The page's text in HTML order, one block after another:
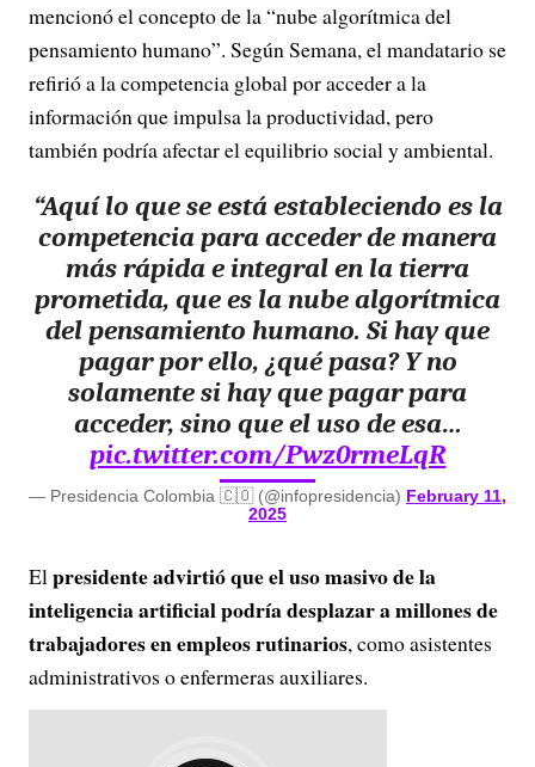
mencionó el concepto de la “nube algorítmica del
pensamiento humano”. Según Semana, el mandatario se
refirió a la competencia global por acceder a la
información que impulsa la productividad, pero
también podría afectar el equilibrio social y ambiental.
“Aquí lo que se está estableciendo es la
competencia para acceder de manera
más rápida e integral en la tierra
prometida, que es la nube algorítmica
del pensamiento humano. Si hay que
pagar por ello, ¿qué pasa? Y no
solamente si hay que pagar para
acceder, sino que el uso de esa…
pic.twitter.com/Pwz0rmeLqR
— Presidencia Colombia 🇨🇴 (@infopresidencia) February 11,
2025
Elpresidente advirtió que el uso masivo de la
inteligencia artificial podría desplazar a millones de
trabajadores en empleos rutinarios, como asistentes
administrativos o enfermeras auxiliares.